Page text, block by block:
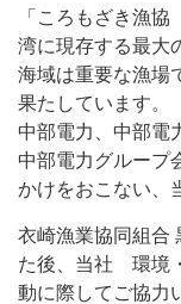
「ころもざき漁
湾に現存する最大
海域は重要な漁場
果たしています。
中部電力、中部電
中部電力グループ
かけをおこない、
衣崎漁業協同組合
た後、当社 環境
動に際してご協力